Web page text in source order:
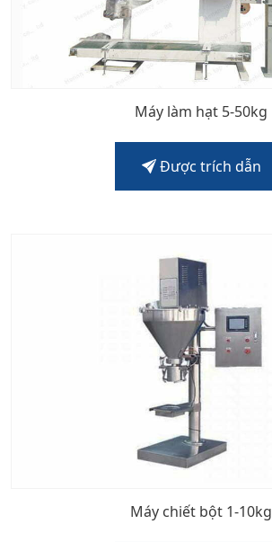
Máy làm hạt 5-50kg
Được trích dẫn
Máy chiết bột 1-10kg